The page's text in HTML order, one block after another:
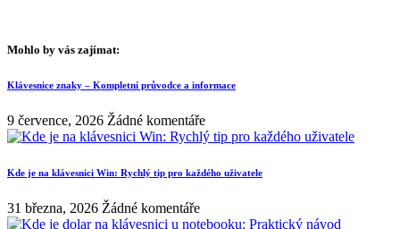
Mohlo by vás zajímat:
Klávesnice znaky – Kompletní průvodce a informace
9 července, 2026 Žádné komentáře
Kde je na klávesnici Win: Rychlý tip pro každého uživatele
31 března, 2026 Žádné komentáře